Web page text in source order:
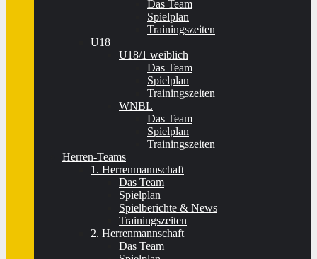
Das Team
Spielplan
Trainingszeiten
U18
U18/1 weiblich
Das Team
Spielplan
Trainingszeiten
WNBL
Das Team
Spielplan
Trainingszeiten
Herren-Teams
1. Herrenmannschaft
Das Team
Spielplan
Spielberichte & News
Trainingszeiten
2. Herrenmannschaft
Das Team